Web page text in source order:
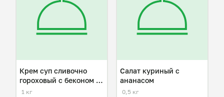
Крем суп сливочно
гороховый с беконом и
сухариками
1 кг
Салат куриный с
ананасом
0,5 кг